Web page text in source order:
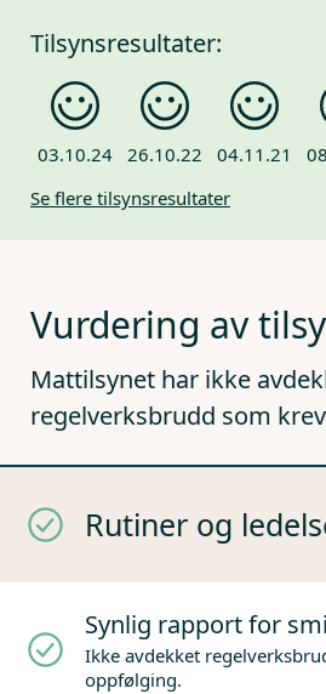
Tilsynsresultater:
03.10.24 26.10.22 04.11.21
Se flere tilsynsresultater
Vurdering av
Mattilsynet har ikke
regelverksbrudd som
Rutiner og
Synlig rapport for
Ikke avdekket
oppfølging.